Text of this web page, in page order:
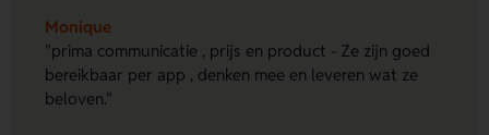
Monique
"prima communicatie , prijs en product - Ze zijn goed
bereikbaar per app , denken mee en leveren wat ze
beloven."